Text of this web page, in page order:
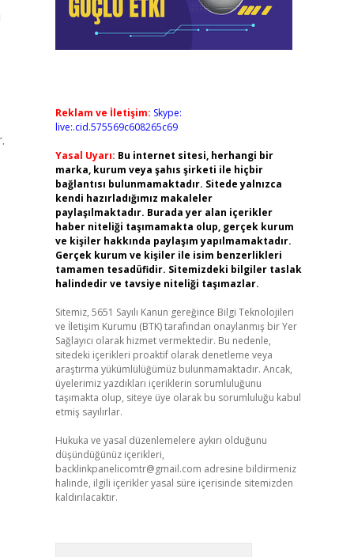
Reklam ve İletişim: Skype:
live:.cid.575569c608265c69
Yasal Uyarı: Bu internet sitesi, herhangi bir
marka, kurum veya şahıs şirketi ile hiçbir
bağlantısı bulunmamaktadır. Sitede yalnızca
kendi hazırladığımız makaleler
paylaşılmaktadır. Burada yer alan içerikler
haber niteliği taşımamakta olup, gerçek kurum
ve kişiler hakkında paylaşım yapılmamaktadır.
Gerçek kurum ve kişiler ile isim benzerlikleri
tamamen tesadüfidir. Sitemizdeki bilgiler taslak
halindedir ve tavsiye niteliği taşımazlar.
Sitemiz, 5651 Sayılı Kanun gereğince Bilgi Teknolojileri
ve İletişim Kurumu (BTK) tarafından onaylanmış bir Yer
Sağlayıcı olarak hizmet vermektedir. Bu nedenle,
sitedeki içerikleri proaktif olarak denetleme veya
araştırma yükümlülüğümüz bulunmamaktadır. Ancak,
üyelerimiz yazdıkları içeriklerin sorumluluğunu
taşımakta olup, siteye üye olarak bu sorumluluğu kabul
etmiş sayılırlar.
Hukuka ve yasal düzenlemelere aykırı olduğunu
düşündüğünüz içerikleri,
backlinkpanelicomtr@gmail.com adresine bildirmeniz
halinde, ilgili içerikler yasal süre içerisinde sitemizden
kaldırılacaktır.